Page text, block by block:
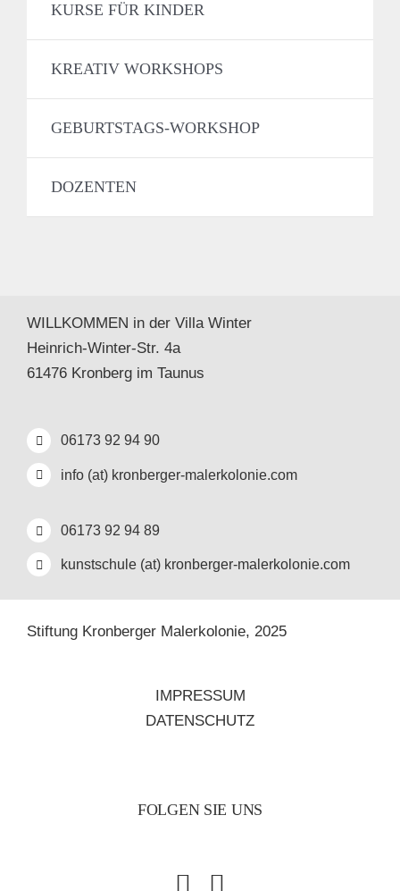
KURSE FÜR KINDER
KREATIV WORKSHOPS
GEBURTSTAGS-WORKSHOP
DOZENTEN
WILLKOMMEN in der Villa Winter
Heinrich-Winter-Str. 4a
61476 Kronberg im Taunus
06173 92 94 90
info (at) kronberger-malerkolonie.com
06173 92 94 89
kunstschule (at) kronberger-malerkolonie.com
Stiftung Kronberger Malerkolonie, 2025
IMPRESSUM
DATENSCHUTZ
FOLGEN SIE UNS